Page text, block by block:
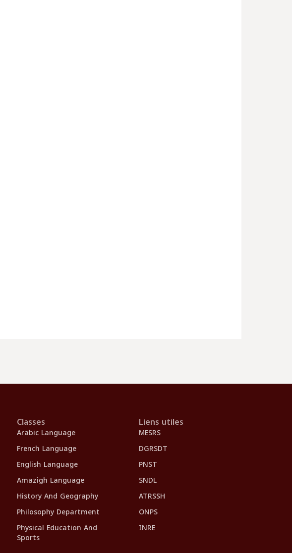
Classes
Arabic Language
French Language
English Language
Amazigh Language
History And Geography
Philosophy Department
Physical Education And
Sports
Liens utiles
MESRS
DGRSDT
PNST
SNDL
ATRSSH
ONPS
INRE